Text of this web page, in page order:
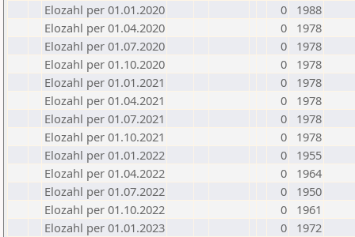
Elozahl per 01.01.2020
0
1988
Elozahl per 01.04.2020
0
1978
Elozahl per 01.07.2020
0
1978
Elozahl per 01.10.2020
0
1978
Elozahl per 01.01.2021
0
1978
Elozahl per 01.04.2021
0
1978
Elozahl per 01.07.2021
0
1978
Elozahl per 01.10.2021
0
1978
Elozahl per 01.01.2022
0
1955
Elozahl per 01.04.2022
0
1964
Elozahl per 01.07.2022
0
1950
Elozahl per 01.10.2022
0
1961
Elozahl per 01.01.2023
0
1972